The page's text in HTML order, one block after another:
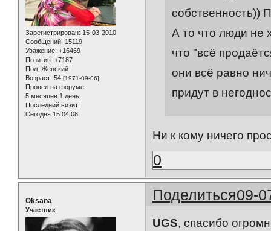
Зарегистрирован: 15-03-2010
Сообщений: 15119
Уважение: +16469
Позитив: +7187
Пол: Женский
Возраст: 54 [1971-09-06]
Провел на форуме:
5 месяцев 1 день
Последний визит:
Сегодня 15:04:08
собственность))
А то что люди не
что "всё
они всё равно
придут в
Ни к кому ничего
0
Поделиться09-
Oksana
Участник
UGS, спасибо